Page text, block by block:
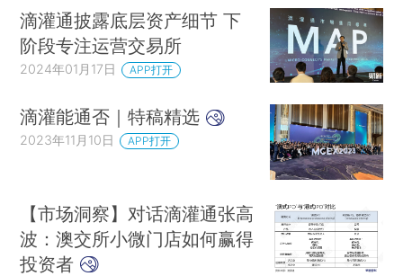
滴灌通披露底层资产细节 下
阶段专注运营交易所
2024年01月17日 APP打开
滴灌能通否｜特稿精选
2023年11月10日 APP打开
【市场洞察】对话滴灌通张高
波：澳交所小微门店如何赢得
投资者